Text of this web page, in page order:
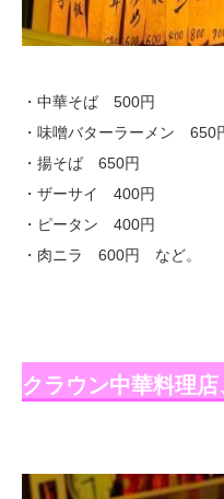
・中華そば 500円
・味噌バターラーメン 650
・揚そば 650円
・ザーサイ 400円
・ピータン 400円
・肉ニラ 600円 など。
クラウン中華料理